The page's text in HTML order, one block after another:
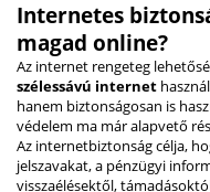
Internetes
magad online?
Az internet rengeteg
szélessávú internet
hanem biztonságosan is
védelem ma már alapvető
Az internetbiztonság célja,
jelszavakat, a pénzügyi
visszaélésektől,